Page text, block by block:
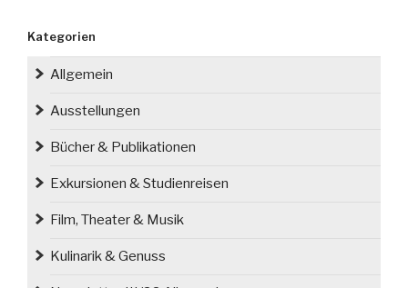
Kategorien
Allgemein
Ausstellungen
Bücher & Publikationen
Exkursionen & Studienreisen
Film, Theater & Musik
Kulinarik & Genuss